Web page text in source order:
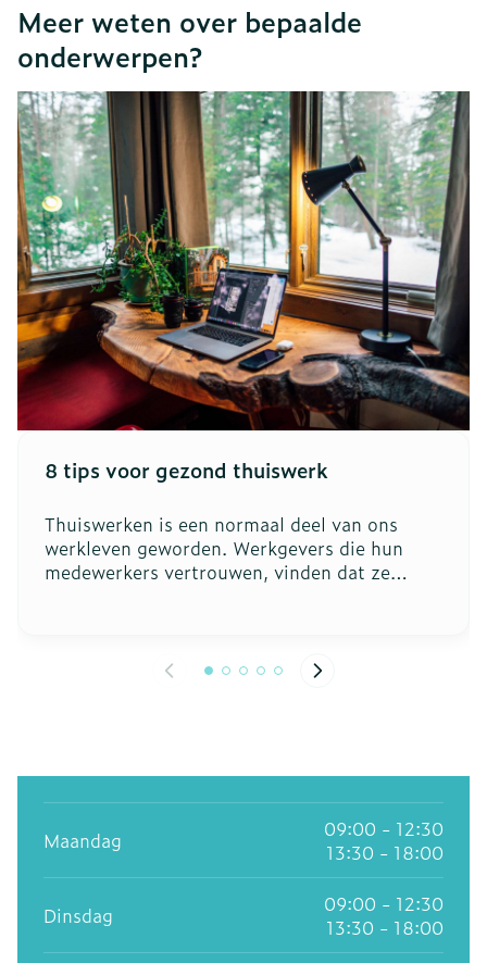
Meer weten over bepaalde
onderwerpen?
8 tips voor gezond thuiswerk
Thuiswerken is een normaal deel van ons
werkleven geworden. Werkgevers die hun
medewerkers vertrouwen, vinden dat ze
enkele tips om thuiswerk op een gezonde
Maandag
09:00 - 12:30
13:30 - 18:00
Dinsdag
09:00 - 12:30
13:30 - 18:00